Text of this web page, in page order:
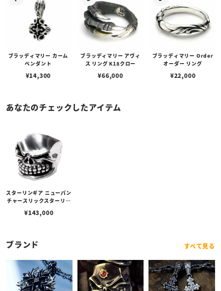
ブラッディマリー カーム
ペンダント
¥14,300
ブラッディマリー アヴィ
ス リング K18クロー
¥66,000
ブラッディマリー Order
オーダー リング
¥22,000
あなたのチェックしたアイテム
スターリンギア ニューパン
チャースリックスターリン
¥143,000
ブランド すべて見る